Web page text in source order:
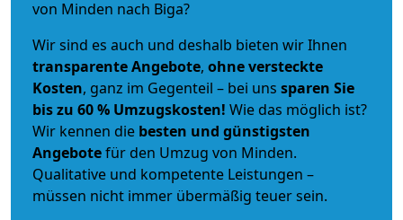
von Minden nach Biga?
Wir sind es auch und deshalb bieten wir Ihnen
transparente Angebote, ohne versteckte
Kosten, ganz im Gegenteil – bei uns sparen Sie
bis zu 60 % Umzugskosten! Wie das möglich ist?
Wir kennen die besten und günstigsten
Angebotefür den Umzug von Minden.
Qualitative und kompetente Leistungen –
müssen nicht immer übermäßig teuer sein.